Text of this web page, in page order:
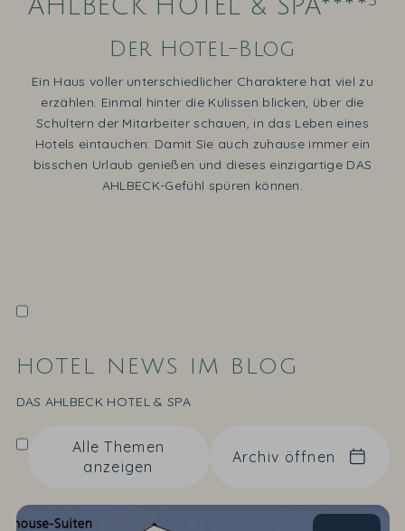
AHLBECK HOTEL & SPA****
Der Hotel-Blog
Ein Haus voller unterschiedlicher Charaktere hat viel zu
erzählen. Einmal hinter die Kulissen blicken, über die
Schultern der Mitarbeiter schauen, in das Leben eines
Hotels eintauchen: Damit Sie auch zuhause immer ein
bisschen Urlaub genießen und dieses einzigartige DAS
AHLBECK-Gefühl spüren können.
HOTEL NEWS IM BLOG
DAS AHLBECK HOTEL & SPA
Alle Themen
anzeigen
Archiv öffnen